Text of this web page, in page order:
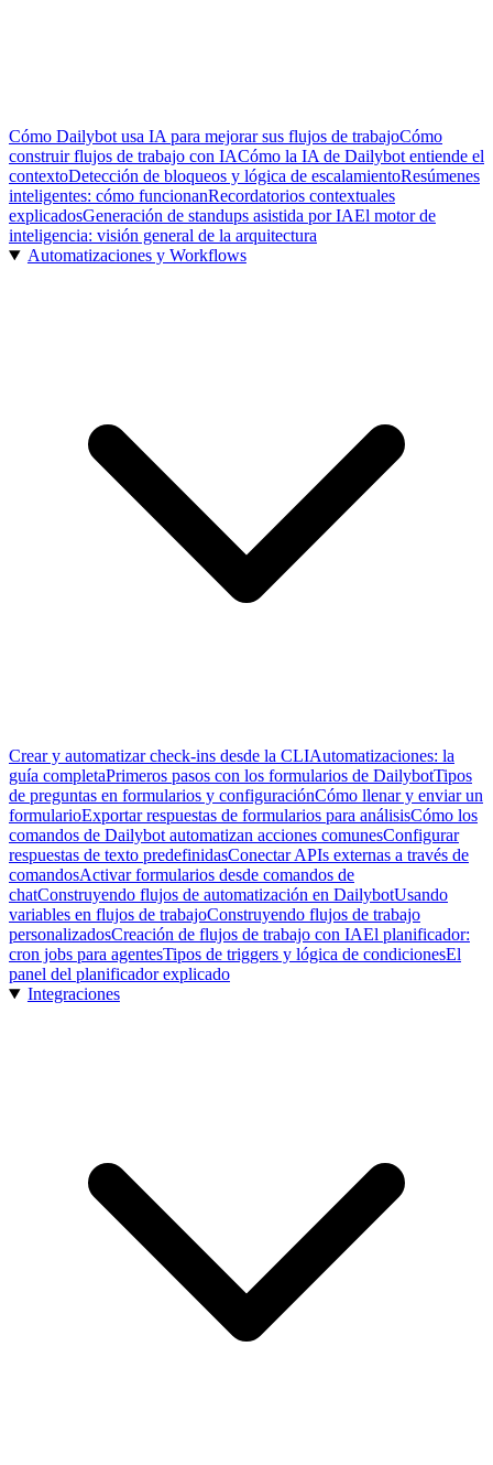
Cómo Dailybot usa IA para mejorar sus flujos de trabajoCómo
construir flujos de trabajo con IACómo la IA de Dailybot entiende el
contextoDetección de bloqueos y lógica de escalamientoResúmenes
inteligentes: cómo funcionanRecordatorios contextuales
explicadosGeneración de standups asistida por IAEl motor de
inteligencia: visión general de la arquitectura
Automatizaciones y Workflows
Crear y automatizar check-ins desde la CLIAutomatizaciones: la
guía completaPrimeros pasos con los formularios de DailybotTipos
de preguntas en formularios y configuraciónCómo llenar y enviar un
formularioExportar respuestas de formularios para análisisCómo los
comandos de Dailybot automatizan acciones comunesConfigurar
respuestas de texto predefinidasConectar APIs externas a través de
comandosActivar formularios desde comandos de
chatConstruyendo flujos de automatización en DailybotUsando
variables en flujos de trabajoConstruyendo flujos de trabajo
personalizadosCreación de flujos de trabajo con IAEl planificador:
cron jobs para agentesTipos de triggers y lógica de condicionesEl
panel del planificador explicado
Integraciones